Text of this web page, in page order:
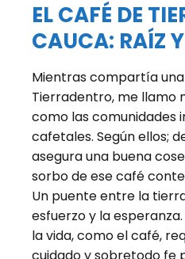
EL CAFÉ DE
CAUCA: RAÍZ
Mientras compartía
Tierradentro, me llamo
como las comunidades
cafetales. Según ellos;
asegura una buena
sorbo de ese café
Un puente entre la
esfuerzo y la
la vida, como el café,